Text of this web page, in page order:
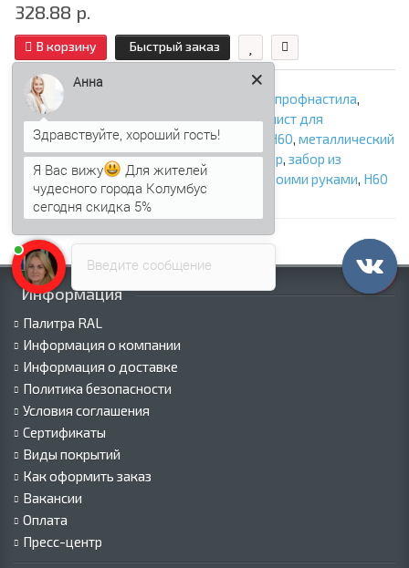
328.88 р.
В корзину Быстрый заказ
заборы из профнастила ограждения из профнастила,
профнастил для забора,забор Н60,профлист для
ограждения,профнастил Н60, профлист Н60, металлический
забор,стальной забор,экономичный забор, забор из
профлиста,ограждение участка забор своими руками, Н60
для забора
Информация
Палитра RAL
Информация о компании
Информация о доставке
Политика безопасности
Условия соглашения
Сертификаты
Виды покрытий
Как оформить заказ
Вакансии
Оплата
Пресс-центр
Введите сообщение
Анна
Я Вас вижу
Для жителей
чудесного города Колумбус
сегодня скидка 5%